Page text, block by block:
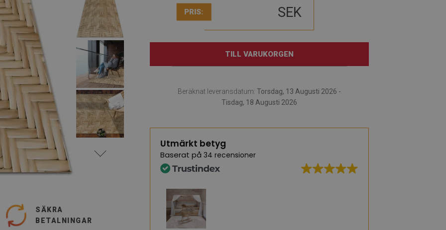
SÄKRA
BETALNINGAR
PRIS: SEK
TILL VARUKORGEN
Beräknat leveransdatum: Torsdag, 13 Augusti 2026 -
Tisdag, 18 Augusti 2026
Utmärkt betyg
Baserat på 34 recensioner